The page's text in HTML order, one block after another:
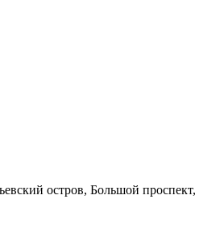
остров, Большой проспект,